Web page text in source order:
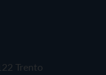
Trento